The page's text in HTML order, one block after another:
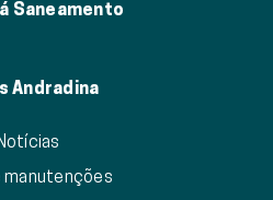
Saneamento
Andradina
manutenções